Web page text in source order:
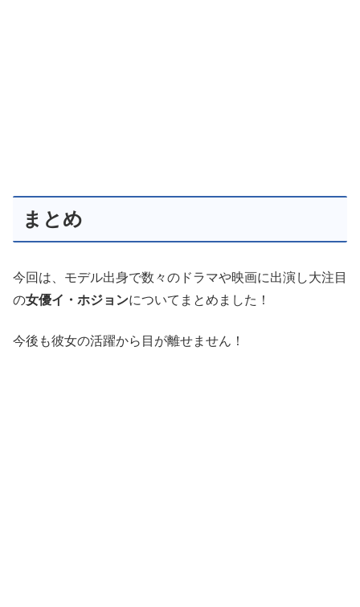
まとめ
今回は、モデル出身で数々のドラマや映画に出演し大注目
の女優イ・ホジョンについてまとめました！
今後も彼女の活躍から目が離せません！